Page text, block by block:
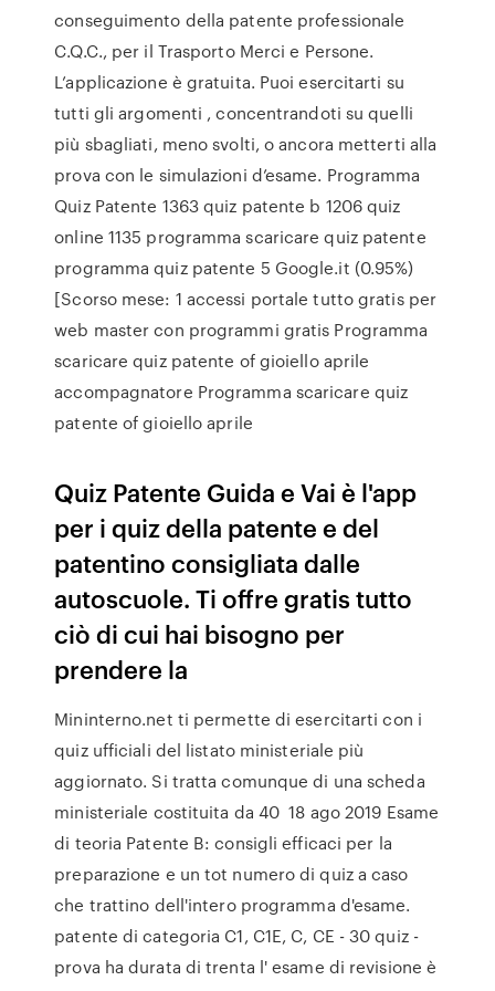
conseguimento della patente professionale
C.Q.C., per il Trasporto Merci e Persone.
L’applicazione è gratuita. Puoi esercitarti su
tutti gli argomenti , concentrandoti su quelli
più sbagliati, meno svolti, o ancora metterti alla
prova con le simulazioni d’esame. Programma
Quiz Patente 1363 quiz patente b 1206 quiz
online 1135 programma scaricare quiz patente
programma quiz patente 5 Google.it (0.95%)
[Scorso mese: 1 accessi portale tutto gratis per
web master con programmi gratis Programma
scaricare quiz patente of gioiello aprile
accompagnatore Programma scaricare quiz
patente of gioiello aprile
Quiz Patente Guida e Vai è l'app
per i quiz della patente e del
patentino consigliata dalle
autoscuole. Ti offre gratis tutto
ciò di cui hai bisogno per
prendere la
Mininterno.net ti permette di esercitarti con i
quiz ufficiali del listato ministeriale più
aggiornato. Si tratta comunque di una scheda
ministeriale costituita da 40 18 ago 2019 Esame
di teoria Patente B: consigli efficaci per la
preparazione e un tot numero di quiz a caso
che trattino dell'intero programma d'esame.
patente di categoria C1, C1E, C, CE - 30 quiz -
prova ha durata di trenta l' esame di revisione è